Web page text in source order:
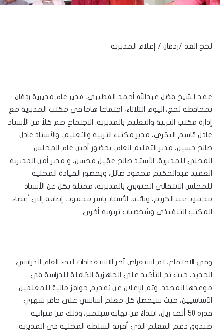
لحج الغد /ردفان / إعلام المديرية
عقد الشيخ فضل عبدالله أحمد القطيبي، مدير عام مديرية ردفان
بمحافظة لحج، اليوم الثلاثاء، اجتماعا هاما في مكتب المديرية مع
إدارة مكتب التربية والتعليم بالمديرية. الاجتماع ضم كلاً من الأستاذ
عادل قاسم البكري، مدير مكتب التربية والتعليم، والأستاذ عادل
صالح حسين، مدير التعليم العام، بحضور أمين عام المجلس
المحلي للمديرية، الأستاذ صالح عقيل محسن، و مدير أمن المديرية
العقيد عبدالحكيم محمود صائل، وبحضور القيادة المحلية
للمجلس الانتقالي الجنوبي بالمديرية، ممثلة بكل من الأستاذ
محمود عبدالكريم، ونائبه، الأستاذ ياسر محمود، إضافة إلى أعضاء
المكتب التنفيذي وشخصيات تربوية أخرى.
وفي الاجتماع، تم استعراض آخر الاستعدادات لبدء العام الدراسي
الجديد، حيث تم التأكيد على الجاهزية الكاملة للدراسة في
موعدها المحدد. وتم الإعلان عن تقديم حوافز مالية للمعلمين
الأساسيين، حيث سيحصل كل معلم أساسي على حافز شهري
قدره 50 ألف ريال، ابتداءً من نهاية سبتمبر، وذلك من ميزانية
صندوق دعم المعلم الذي أقرته السلطة المحلية في المديرية.